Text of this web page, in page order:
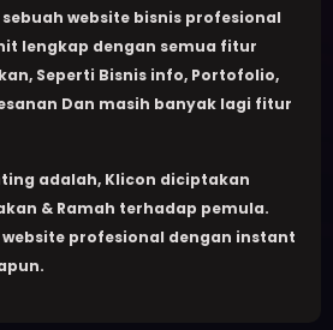
website bisnis profesional
lengkap dengan semua fitur
Seperti Bisnis info, Portofolio,
Dan masih banyak lagi fitur
adalah, Klicon diciptakan
& Ramah terhadap pemula.
profesional dengan instant